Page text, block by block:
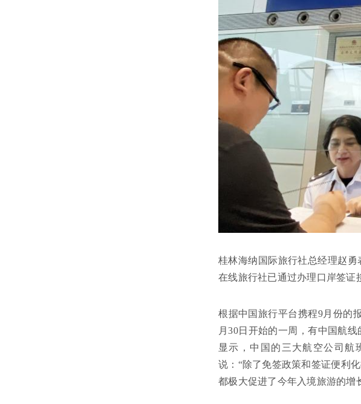
桂林海纳国际旅行社总经理赵
在线旅行社已通过办理口岸签证
根据中国旅行平台携程9月份的
月30日开始的一周，有中国航
显示，中国的三大航空公司航
说：“除了免签政策和签证便利
都极大促进了今年入境旅游的增